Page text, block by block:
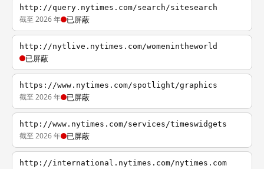
http://query.nytimes.com/search/sitesearch
截至 2026 年 已屏蔽
http://nytlive.nytimes.com/womenintheworld
已屏蔽
https://www.nytimes.com/spotlight/graphics
截至 2026 年 已屏蔽
http://www.nytimes.com/services/timeswidgets
截至 2026 年 已屏蔽
http://international.nytimes.com/nytimes.com